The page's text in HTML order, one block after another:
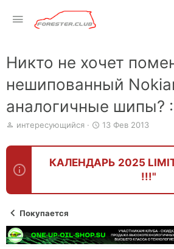
Никто не хочет
нешипованный
аналогичные шипы?
А
т
р
т
ы
интересующийся
Д
т
а
н
13 Фев 2013
КАЛЕНДАРЬ 2025
!!!"
Покупается